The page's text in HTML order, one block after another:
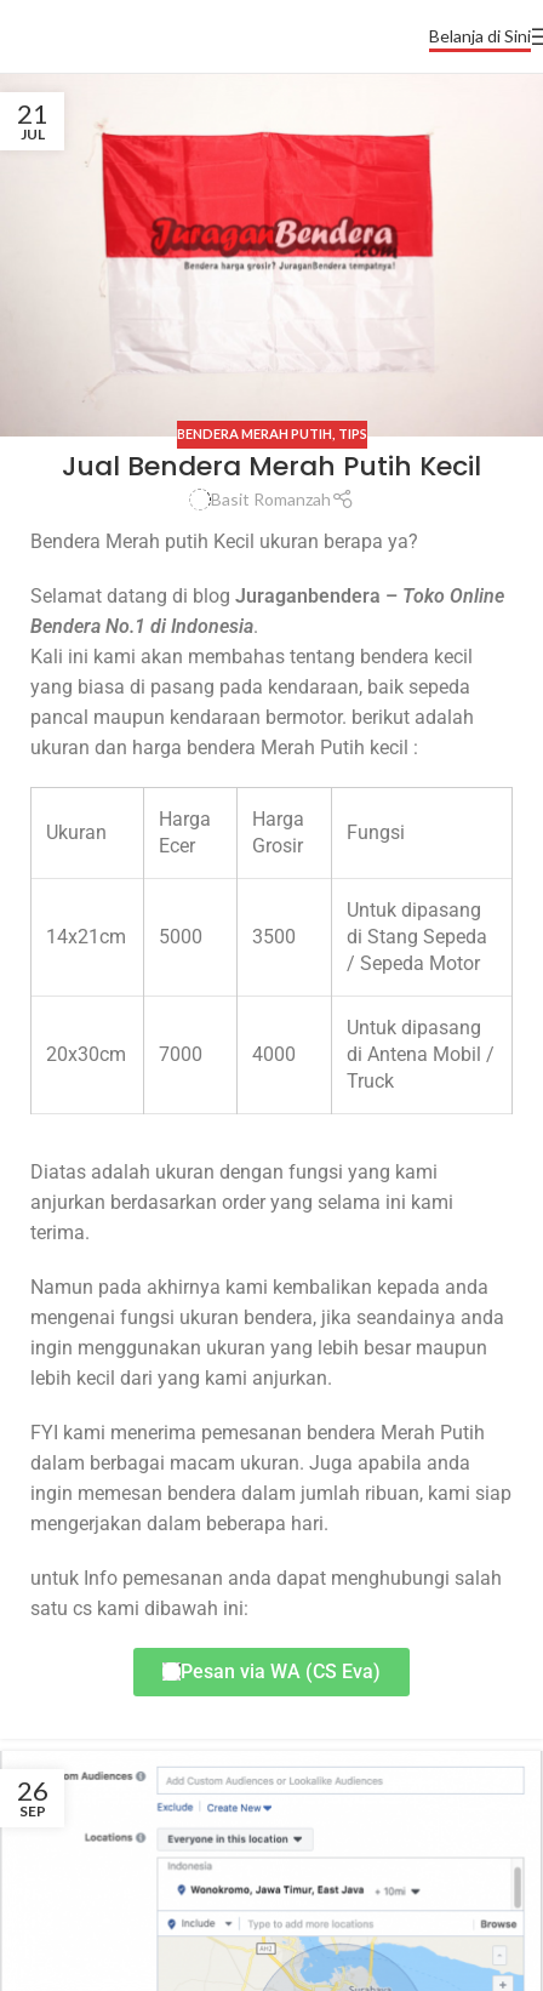
Belanja di Sini
21
JUL
BENDERA MERAH PUTIH TIPS
Jual Bendera Merah Putih Kecil
Basit Romanzah
Bendera Merah putih Kecil ukuran berapa ya?
Selamat datang di blog Juraganbendera – Toko Online
Bendera No.1 di Indonesia.
Kali ini kami akan membahas tentang bendera kecil
yang biasa di pasang pada kendaraan, baik sepeda
pancal maupun kendaraan bermotor. berikut adalah
ukuran dan harga bendera Merah Putih kecil :
Ukuran
Harga
Ecer
Harga
Grosir
Fungsi
14x21cm 5000 3500
Untuk dipasang
di Stang Sepeda
/ Sepeda Motor
20x30cm 7000 4000
Untuk dipasang
di Antena Mobil /
Truck
Diatas adalah ukuran dengan fungsi yang kami
anjurkan berdasarkan order yang selama ini kami
terima.
Namun pada akhirnya kami kembalikan kepada anda
mengenai fungsi ukuran bendera, jika seandainya anda
ingin menggunakan ukuran yang lebih besar maupun
lebih kecil dari yang kami anjurkan.
FYI kami menerima pemesanan bendera Merah Putih
dalam berbagai macam ukuran. Juga apabila anda
ingin memesan bendera dalam jumlah ribuan, kami siap
mengerjakan dalam beberapa hari.
untuk Info pemesanan anda dapat menghubungi salah
satu cs kami dibawah ini:
Pesan via WA (CS Eva)
26
SEP